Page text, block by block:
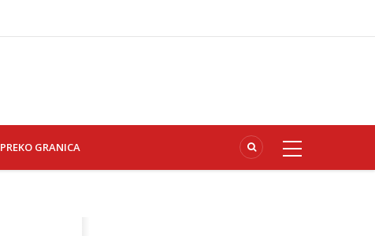
PREKO GRANICA